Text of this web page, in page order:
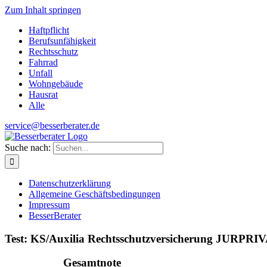
Zum Inhalt springen
Haftpflicht
Berufsunfähigkeit
Rechtsschutz
Fahrrad
Unfall
Wohngebäude
Hausrat
Alle
service@besserberater.de
Suche nach:
Datenschutzerklärung
Allgemeine Geschäftsbedingungen
Impressum
BesserBerater
Test: KS/Auxilia Rechtsschutzversicherung
Gesamtnote